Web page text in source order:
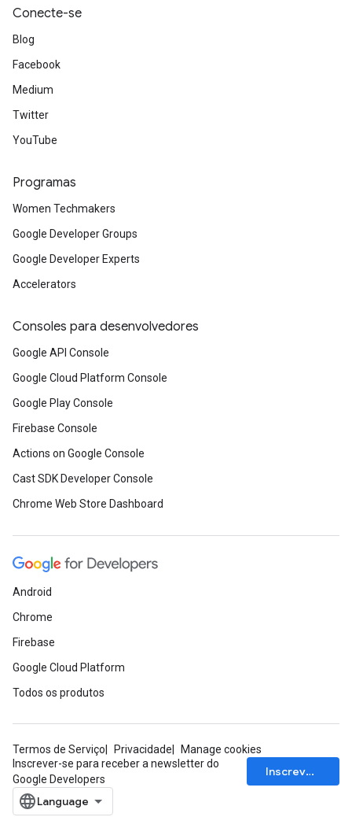
Conecte-se
Blog
Facebook
Medium
Twitter
YouTube
Programas
Women Techmakers
Google Developer Groups
Google Developer Experts
Accelerators
Consoles para desenvolvedores
Google API Console
Google Cloud Platform Console
Google Play Console
Firebase Console
Actions on Google Console
Cast SDK Developer Console
Chrome Web Store Dashboard
Android
Chrome
Firebase
Google Cloud Platform
Todos os produtos
Termos de Serviço Privacidade
Manage cookies
Inscrever-se para receber a newsletter do
Google Developers
Inscrever-se